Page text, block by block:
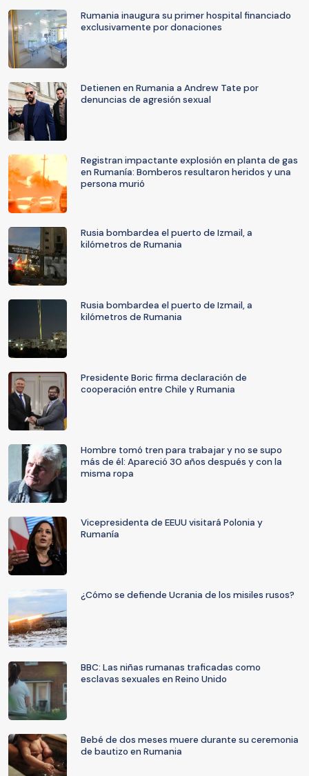
Rumania inaugura su primer hospital financiado
exclusivamente por donaciones
Detienen en Rumania a Andrew Tate por
denuncias de agresión sexual
Registran impactante explosión en planta de gas
en Rumanía: Bomberos resultaron heridos y una
persona murió
Rusia bombardea el puerto de Izmail, a
kilómetros de Rumania
Rusia bombardea el puerto de Izmail, a
kilómetros de Rumania
Presidente Boric firma declaración de
cooperación entre Chile y Rumania
Hombre tomó tren para trabajar y no se supo
más de él: Apareció 30 años después y con la
misma ropa
Vicepresidenta de EEUU visitará Polonia y
Rumanía
¿Cómo se defiende Ucrania de los misiles rusos?
BBC: Las niñas rumanas traficadas como
esclavas sexuales en Reino Unido
Bebé de dos meses muere durante su ceremonia
de bautizo en Rumania